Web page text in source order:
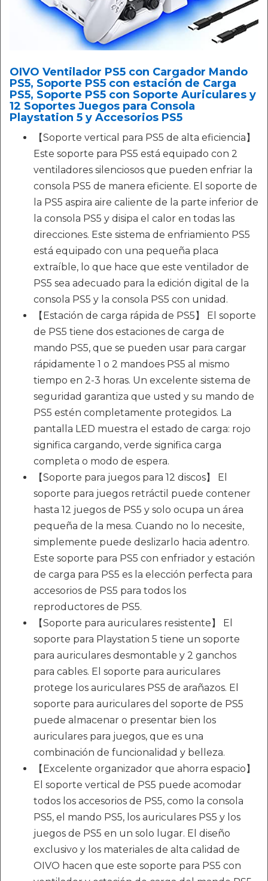
OIVO Ventilador PS5 con Cargador Mando
PS5, Soporte PS5 con estación de Carga
PS5, Soporte PS5 con Soporte Auriculares y
12 Soportes Juegos para Consola
Playstation 5 y Accesorios PS5
【Soporte vertical para PS5 de alta eficiencia】
Este soporte para PS5 está equipado con 2
ventiladores silenciosos que pueden enfriar la
consola PS5 de manera eficiente. El soporte de
la PS5 aspira aire caliente de la parte inferior de
la consola PS5 y disipa el calor en todas las
direcciones. Este sistema de enfriamiento PS5
está equipado con una pequeña placa
extraíble, lo que hace que este ventilador de
PS5 sea adecuado para la edición digital de la
consola PS5 y la consola PS5 con unidad.
【Estación de carga rápida de PS5】 El soporte
de PS5 tiene dos estaciones de carga de
mando PS5, que se pueden usar para cargar
rápidamente 1 o 2 mandoes PS5 al mismo
tiempo en 2-3 horas. Un excelente sistema de
seguridad garantiza que usted y su mando de
PS5 estén completamente protegidos. La
pantalla LED muestra el estado de carga: rojo
significa cargando, verde significa carga
completa o modo de espera.
【Soporte para juegos para 12 discos】 El
soporte para juegos retráctil puede contener
hasta 12 juegos de PS5 y solo ocupa un área
pequeña de la mesa. Cuando no lo necesite,
simplemente puede deslizarlo hacia adentro.
Este soporte para PS5 con enfriador y estación
de carga para PS5 es la elección perfecta para
accesorios de PS5 para todos los
reproductores de PS5.
【Soporte para auriculares resistente】 El
soporte para Playstation 5 tiene un soporte
para auriculares desmontable y 2 ganchos
para cables. El soporte para auriculares
protege los auriculares PS5 de arañazos. El
soporte para auriculares del soporte de PS5
puede almacenar o presentar bien los
auriculares para juegos, que es una
combinación de funcionalidad y belleza.
【Excelente organizador que ahorra espacio】
El soporte vertical de PS5 puede acomodar
todos los accesorios de PS5, como la consola
PS5, el mando PS5, los auriculares PS5 y los
juegos de PS5 en un solo lugar. El diseño
exclusivo y los materiales de alta calidad de
OIVO hacen que este soporte para PS5 con